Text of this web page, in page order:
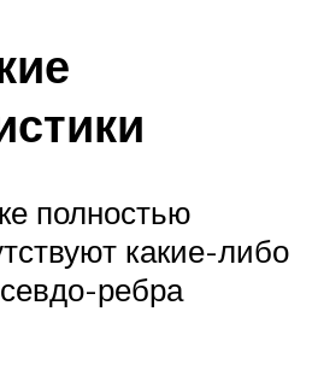
полностью
какие-либо
ребра